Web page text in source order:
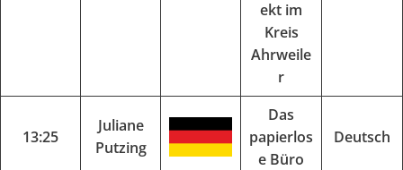
ekt im
Kreis
Ahrweile
r
13:25
Juliane
Putzing
Das
papierlos
e Büro
Deutsch